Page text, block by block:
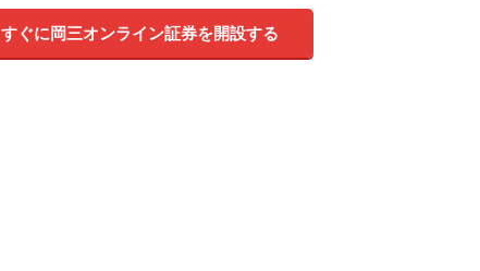
すぐに岡三オンライン証券を開設する